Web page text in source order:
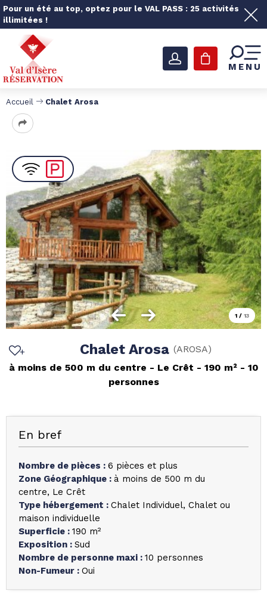
Pour un été au top, optez pour le VAL PASS : 25 activités
illimitées !
MENU
Accueil Chalet Arosa
1 / 13
Chalet Arosa (AROSA)
à moins de 500 m du centre
Le Crêt 190 m²
10
personnes
En bref
Nombre de pièces : 6 pièces et plus
Zone Géographique : à moins de 500 m du
centre
Le Crêt
Type hébergement : Chalet Individuel Chalet ou
maison individuelle
Superficie : 190 m²
Exposition : Sud
Nombre de personne maxi : 10 personnes
Non-Fumeur : Oui